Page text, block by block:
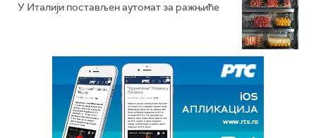
У Италији постављен аутомат за ражњиће